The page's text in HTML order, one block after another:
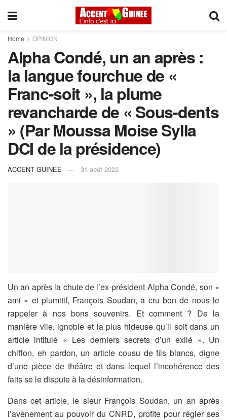
Home OPINION
Alpha Condé, un an après :
la langue fourchue de «
Franc-soit », la plume
revancharde de « Sous-dents
» (Par Moussa Moise Sylla
DCI de la présidence)
ACCENT GUINEE 31 août 2022
Un an après la chute de l’ex-président Alpha Condé, son «
ami » et plumitif, François Soudan, a cru bon de nous le
rappeler à nos bons souvenirs. Et comment ? De la
manière vile, ignoble et la plus hideuse qu’il soit dans un
article intitulé « Les derniers secrets d’un exilé ». Un
chiffon, eh pardon, un article cousu de fils blancs, digne
d’une pièce de théâtre et dans lequel l’incohérence des
faits se le dispute à la désinformation.
Dans cet article, le sieur François Soudan, un an après
l’avènement au pouvoir du CNRD, profite pour régler ses